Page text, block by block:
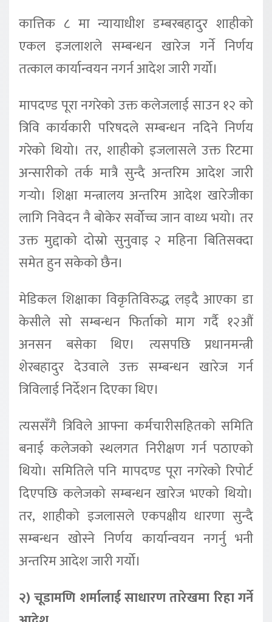
कात्तिक ८ मा न्यायाधीश डम्बरबहादुर शाहीको
एकल इजलाशले सम्बन्धन खारेज गर्ने निर्णय
तत्काल कार्यान्वयन नगर्न आदेश जारी गर्यो।
मापदण्ड पूरा नगरेको उक्त कलेजलाई साउन १२ को
त्रिवि कार्यकारी परिषदले सम्बन्धन नदिने निर्णय
गरेको थियो। तर, शाहीको इजलासले उक्त रिटमा
अन्सारीको तर्क मात्रै सुन्दै अन्तरिम आदेश जारी
गर्‍यो। शिक्षा मन्त्रालय अन्तरिम आदेश खारेजीका
लागि निवेदन नै बोकेर सर्वोच्च जान वाध्य भयो। तर
उक्त मुद्दाको दोस्रो सुनुवाइ २ महिना बितिसक्दा
समेत हुन सकेको छैन।
मेडिकल शिक्षाका विकृतिविरुद्ध लड्दै आएका डा
केसीले सो सम्बन्धन फिर्ताको माग गर्दै १२औं
अनसन बसेका थिए। त्यसपछि प्रधानमन्त्री
शेरबहादुर देउवाले उक्त सम्बन्धन खारेज गर्न
त्रिविलाई निर्देशन दिएका थिए।
त्यससँगै त्रिविले आफ्ना कर्मचारीसहितको समिति
बनाई कलेजको स्थलगत निरीक्षण गर्न पठाएको
थियो। समितिले पनि मापदण्ड पूरा नगरेको रिपोर्ट
दिएपछि कलेजको सम्बन्धन खारेज भएको थियो।
तर, शाहीको इजलासले एकपक्षीय धारणा सुन्दै
सम्बन्धन खोस्ने निर्णय कार्यान्वयन नगर्नु भनी
अन्तरिम आदेश जारी गर्यो।
२) चूडामणि शर्मालाई साधारण तारेखमा रिहा गर्ने